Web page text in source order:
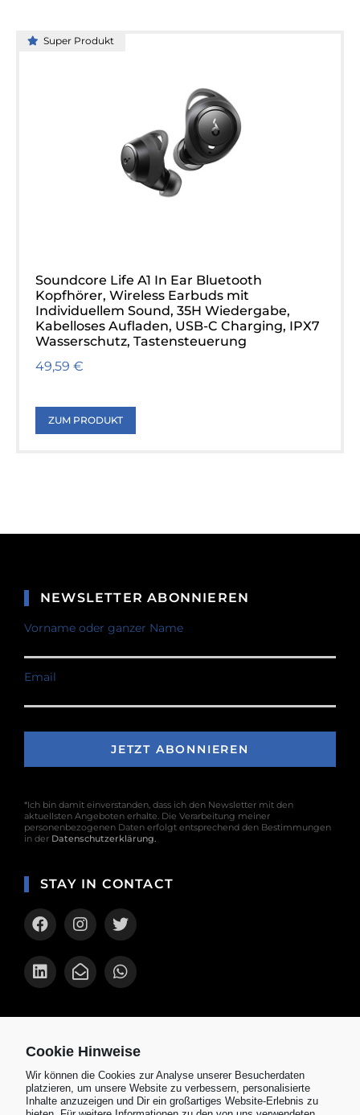
Soundcore Life A1 In Ear Bluetooth
Kopfhörer, Wireless Earbuds mit
Individuellem Sound, 35H Wiedergabe,
Kabelloses Aufladen, USB-C Charging, IPX7
Wasserschutz, Tastensteuerung
49,59 €
ZUM PRODUKT
Super Produkt
AMOLED Display im Test
Amazfit Cheetah Pro im Test 2024: Die
STAY IN CONTACT
NEWSLETTER ABONNIEREN
Vorname oder ganzer Name
Email
*Ich bin damit einverstanden, dass ich den Newsletter mit den
aktuellsten Angeboten erhalte. Die Verarbeitung meiner
personenbezogenen Daten erfolgt entsprechend den Bestimmungen
in der Datenschutzerklärung.
Cookie Hinweise
Wir können die Cookies zur Analyse unserer Besucherdaten
platzieren, um unsere Website zu verbessern, personalisierte
Inhalte anzuzeigen und Dir ein großartiges Website-Erlebnis zu